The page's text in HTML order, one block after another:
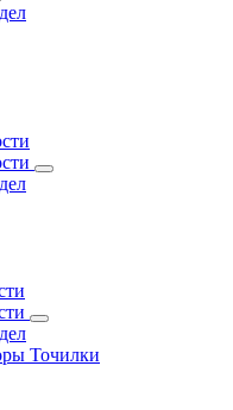
Точилки